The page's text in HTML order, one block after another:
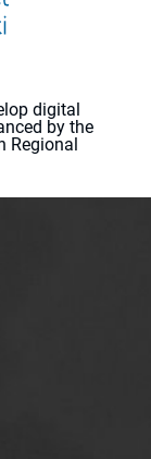
digital
by the
Regional